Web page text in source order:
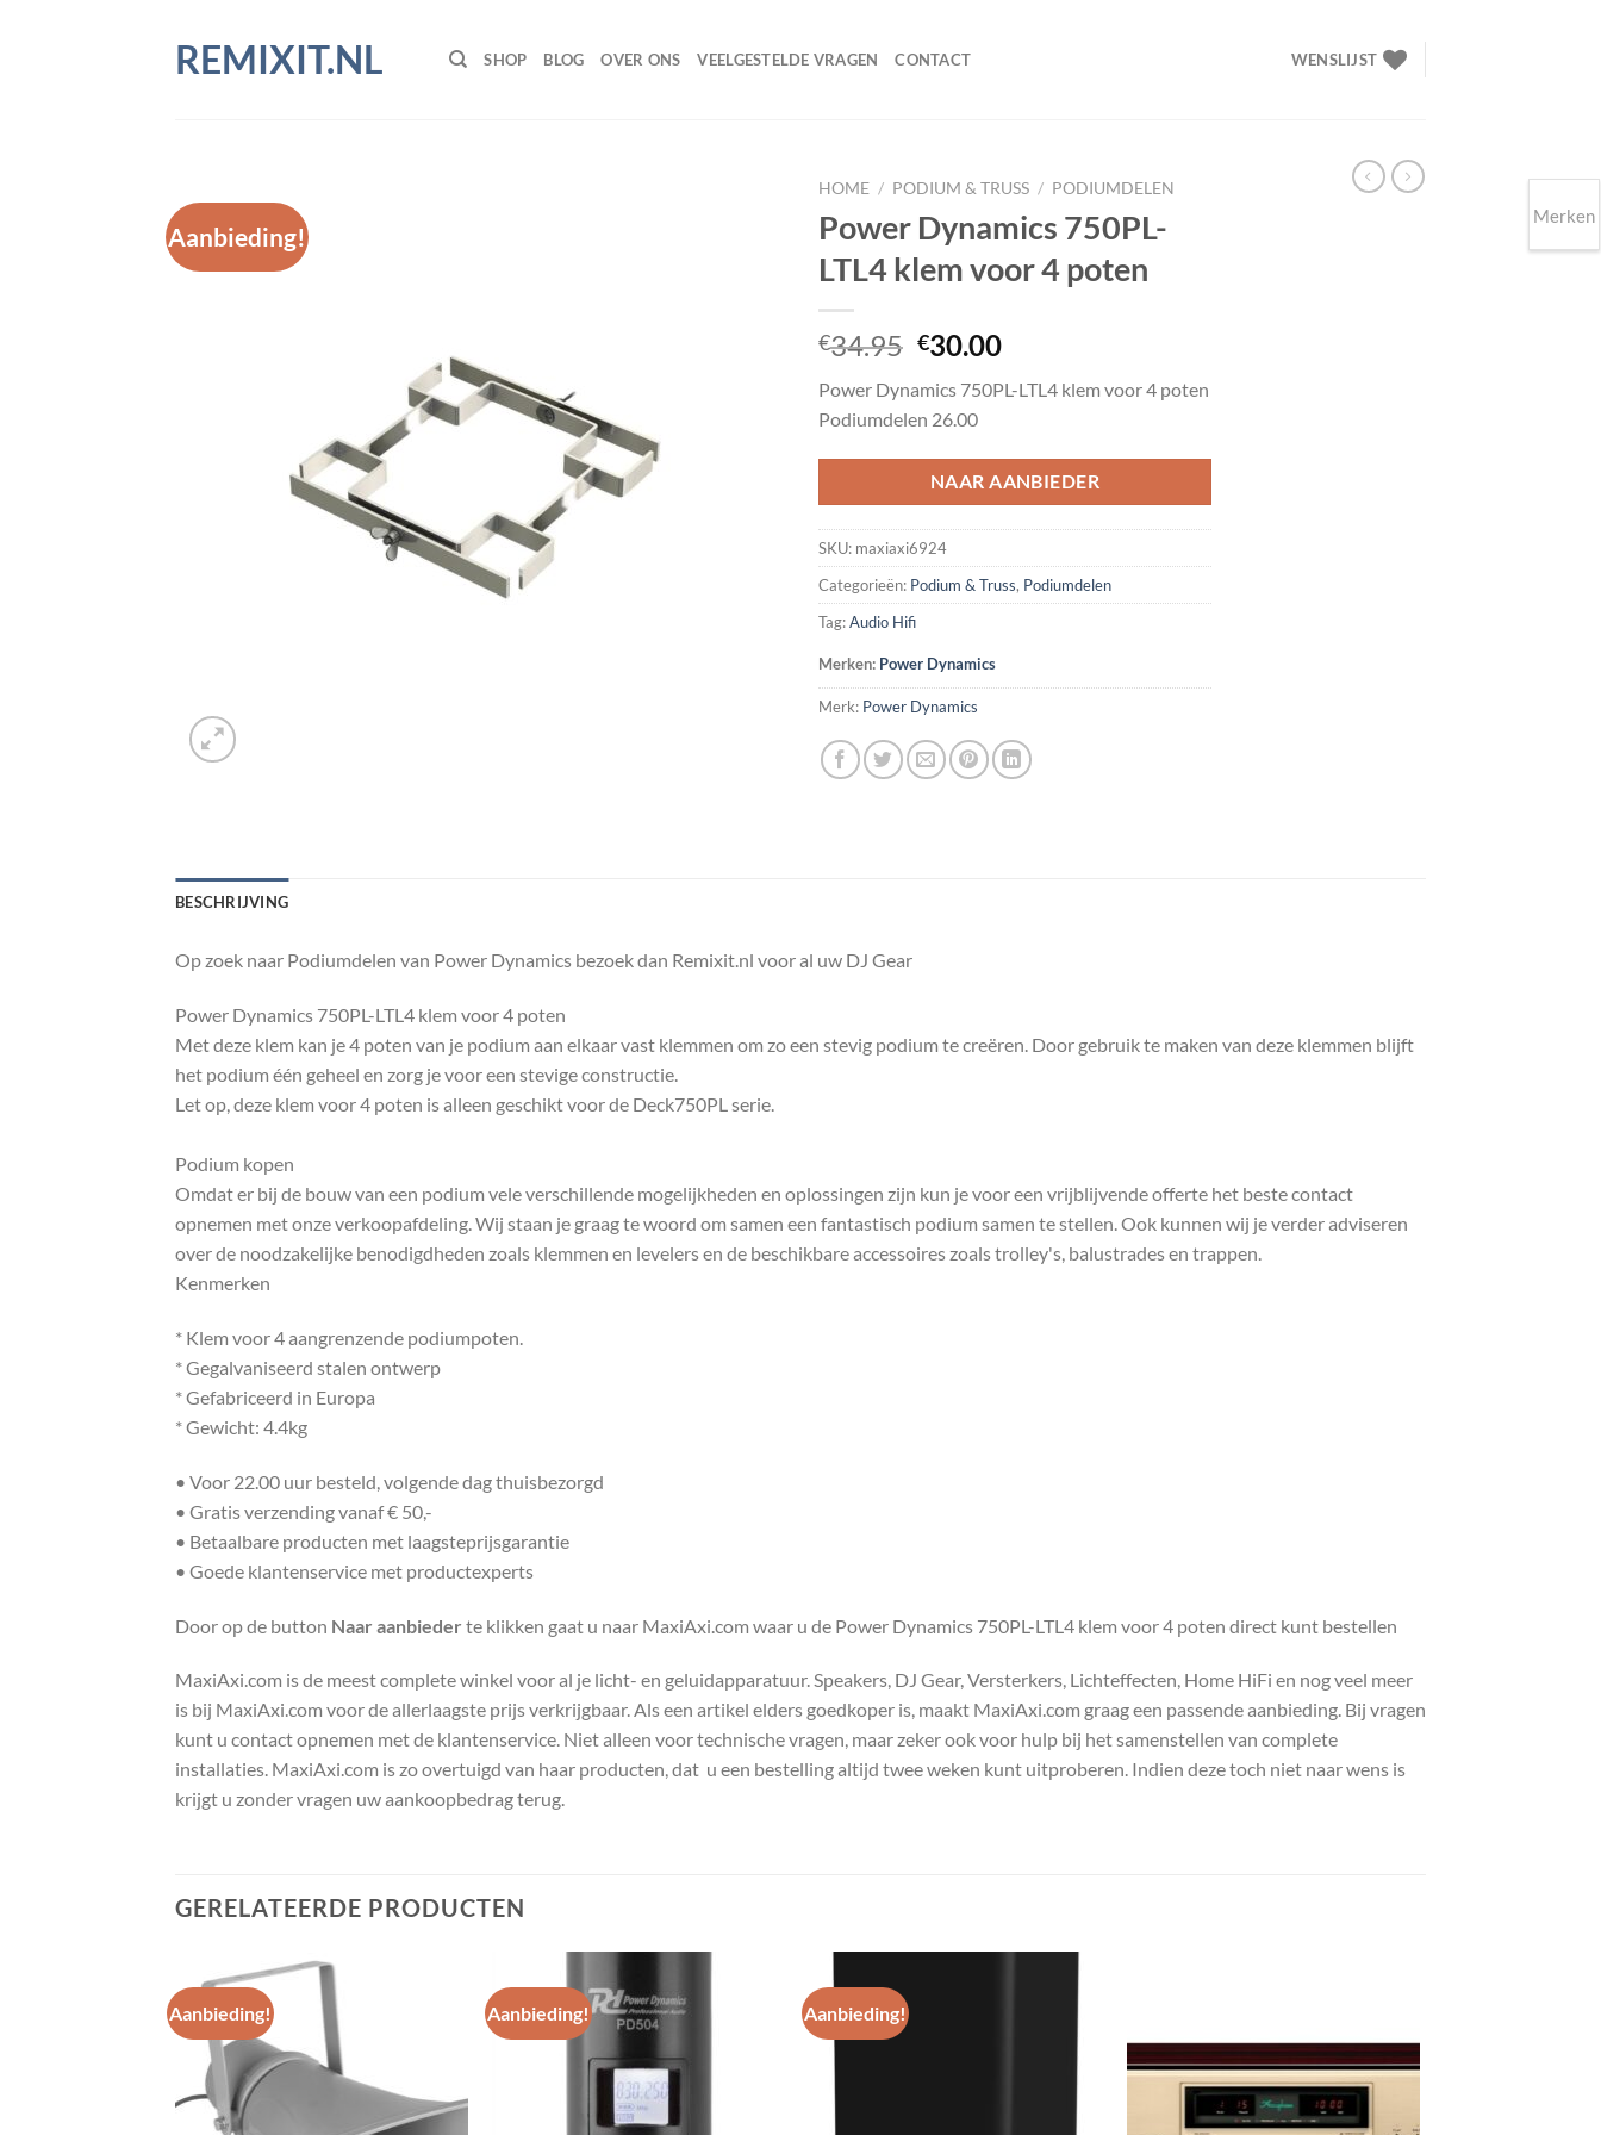
REMIXIT.NL SHOP BLOG OVER ONS VEELGESTELDE VRAGEN CONTACT WENSLIJST
Aanbieding!
HOME / PODIUM & TRUSS / PODIUMDELEN
Power Dynamics 750PL-
LTL4 klem voor 4 poten
€34.95 Oorspronkelijke
was:
€34.95.
€30.00Huidige
is:
Power Dynamics 750PL-LTL4 klem voor 4 poten
Podiumdelen 26.00
NAAR AANBIEDER
SKU: maxiaxi6924
Categorieën: Podium & Truss, Podiumdelen
Tag:Audio Hifi
Merken: Power Dynamics
Merk: Power Dynamics
BESCHRIJVING
Op zoek naar Podiumdelen van Power Dynamics bezoek dan Remixit.nl voor al uw DJ Gear
Power Dynamics 750PL-LTL4 klem voor 4 poten
Met deze klem kan je 4 poten van je podium aan elkaar vast klemmen om zo een stevig podium te creëren. Door gebruik te maken van deze klemmen blijft
het podium één geheel en zorg je voor een stevige constructie.
Let op, deze klem voor 4 poten is alleen geschikt voor de Deck750PL serie.
Podium kopen
Omdat er bij de bouw van een podium vele verschillende mogelijkheden en oplossingen zijn kun je voor een vrijblijvende offerte het beste contact
opnemen met onze verkoopafdeling. Wij staan je graag te woord om samen een fantastisch podium samen te stellen. Ook kunnen wij je verder adviseren
over de noodzakelijke benodigdheden zoals klemmen en levelers en de beschikbare accessoires zoals trolley's, balustrades en trappen.
Kenmerken
* Klem voor 4 aangrenzende podiumpoten.
* Gegalvaniseerd stalen ontwerp
* Gefabriceerd in Europa
* Gewicht: 4.4kg
• Voor 22.00 uur besteld, volgende dag thuisbezorgd
• Gratis verzending vanaf € 50,-
• Betaalbare producten met laagsteprijsgarantie
• Goede klantenservice met productexperts
Door op de button Naar aanbieder te klikken gaat u naar MaxiAxi.com waar u de Power Dynamics 750PL-LTL4 klem voor 4 poten direct kunt bestellen
MaxiAxi.com is de meest complete winkel voor al je licht- en geluidapparatuur. Speakers, DJ Gear, Versterkers, Lichteffecten, Home HiFi en nog veel meer
is bij MaxiAxi.com voor de allerlaagste prijs verkrijgbaar. Als een artikel elders goedkoper is, maakt MaxiAxi.com graag een passende aanbieding. Bij vragen
kunt u contact opnemen met de klantenservice. Niet alleen voor technische vragen, maar zeker ook voor hulp bij het samenstellen van complete
installaties. MaxiAxi.com is zo overtuigd van haar producten, dat u een bestelling altijd twee weken kunt uitproberen. Indien deze toch niet naar wens is
krijgt u zonder vragen uw aankoopbedrag terug.
GERELATEERDE PRODUCTEN
Aanbieding!
wenslijst
Aanbieding! Aanbieding!
Toevoegen
aan
wenslijst
Merken